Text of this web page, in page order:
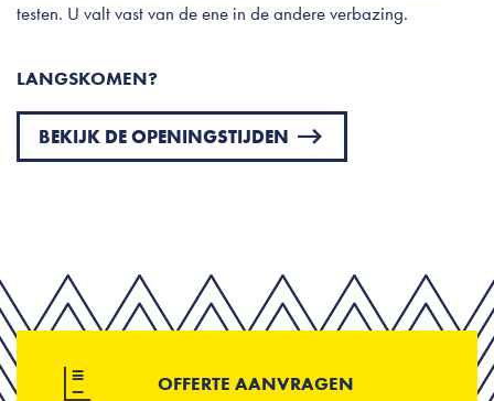
testen. U valt vast van de ene in de andere verbazing.
LANGSKOMEN?
BEKIJK DE OPENINGSTIJDEN
OFFERTE AANVRAGEN